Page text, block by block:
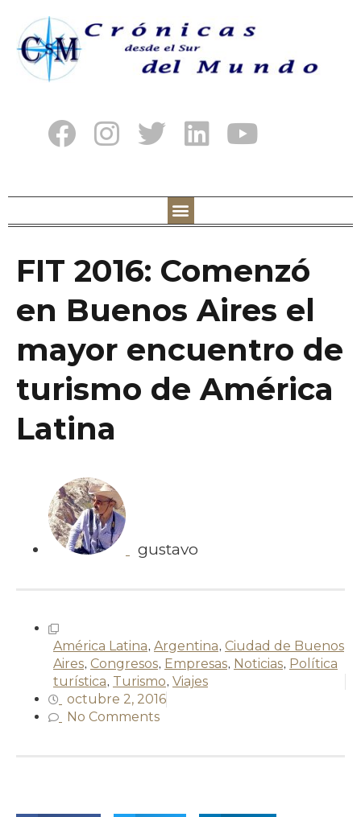
FIT 2016: Comenzó
en Buenos Aires el
mayor encuentro de
turismo de América
Latina
gustavo
América Latina, Argentina, Ciudad de Buenos
Aires, Congresos, Empresas, Noticias, Política
turística, Turismo, Viajes
octubre 2, 2016
No Comments